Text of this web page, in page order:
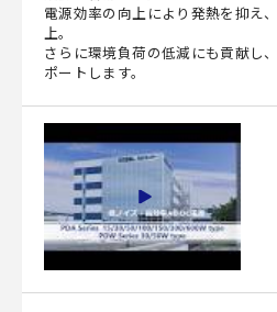
電源効率の向上により発熱を抑え
上。
さらに環境負荷の低減にも貢献し
ポートします。